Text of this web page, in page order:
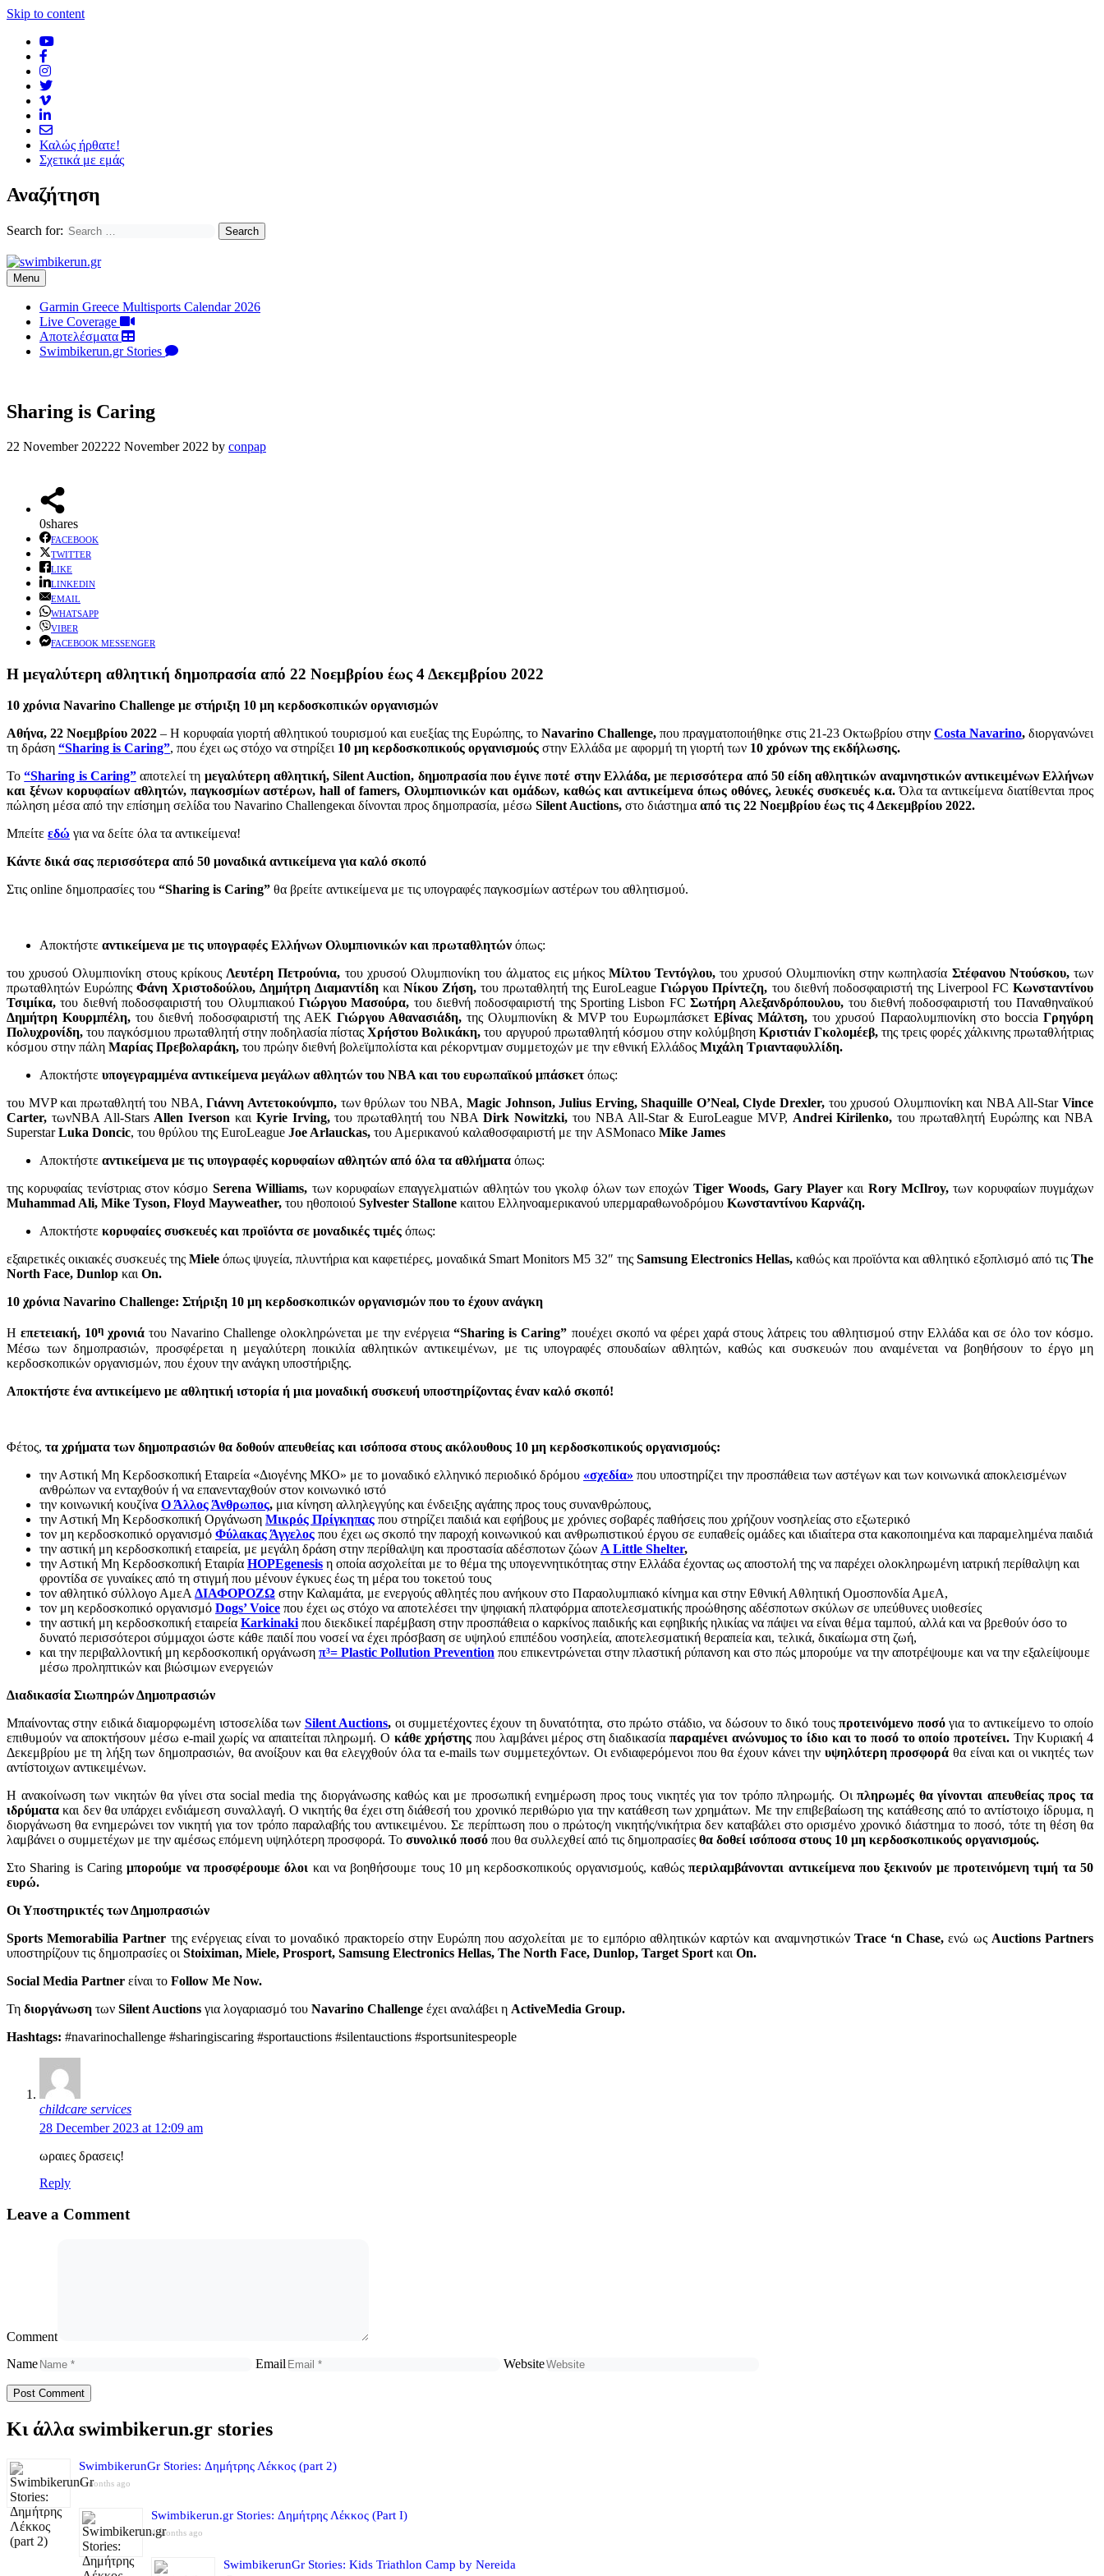
Skip to content
Καλώς ήρθατε!
Σχετικά με εμάς
Αναζήτηση
Search for:
Menu
Garmin Greece Multisports Calendar 2026
Live Coverage
Αποτελέσματα
Swimbikerun.gr Stories
Sharing is Caring
22 November 202222 November 2022 by conpap
0shares
FACEBOOK
TWITTER
LIKE
LINKEDIN
EMAIL
WHATSAPP
VIBER
FACEBOOK MESSENGER
Η μεγαλύτερη αθλητική δημοπρασία από 22 Νοεμβρίου έως 4 Δεκεμβρίου 2022
10 χρόνια Navarino Challenge με στήριξη 10 μη κερδοσκοπικών οργανισμών
Αθήνα, 22 Νοεμβρίου 2022 – Η κορυφαία γιορτή αθλητικού τουρισμού και ευεξίας της Ευρώπης, το Navarino Challenge, που πραγματοποιήθηκε στις 21-23 Οκτωβρίου στην Costa Navarino, διοργανώνει
τη δράση “Sharing is Caring”, που έχει ως στόχο να στηρίξει 10 μη κερδοσκοπικούς οργανισμούς στην Ελλάδα με αφορμή τη γιορτή των 10 χρόνων της εκδήλωσης.
Το“Sharing is Caring”αποτελεί τη μεγαλύτερη αθλητική, Silent Auction, δημοπρασία που έγινε ποτέ στην Ελλάδα, με περισσότερα από 50 είδη αθλητικών αναμνηστικών αντικειμένων Ελλήνων
και ξένων κορυφαίων αθλητών, παγκοσμίων αστέρων, hall of famers, Ολυμπιονικών και ομάδων, καθώς και αντικείμενα όπως οθόνες, λευκές συσκευές κ.α.Όλα τα αντικείμενα διατίθενται προς
πώληση μέσα από την επίσημη σελίδα του Navarino Challengeκαι δίνονται προς δημοπρασία, μέσω Silent Auctions, στο διάστημα από τις 22 Νοεμβρίου έως τις 4 Δεκεμβρίου 2022.
Μπείτε εδώ για να δείτε όλα τα αντικείμενα!
Κάντε δικά σας περισσότερα από 50 μοναδικά αντικείμενα για καλό σκοπό
Στις online δημοπρασίες του “Sharing is Caring” θα βρείτε αντικείμενα με τις υπογραφές παγκοσμίων αστέρων του αθλητισμού.
Αποκτήστε αντικείμενα με τις υπογραφές Ελλήνων Ολυμπιονικών και πρωταθλητών όπως:
του χρυσού Ολυμπιονίκη στους κρίκουςΛευτέρη Πετρούνια, του χρυσού Ολυμπιονίκη του άλματος εις μήκοςΜίλτου Τεντόγλου, του χρυσού Ολυμπιονίκη στην κωπηλασία Στέφανου Ντούσκου,των
πρωταθλητών ΕυρώπηςΦάνη Χριστοδούλου, Δημήτρη Διαμαντίδηκαι Νίκου Ζήση, του πρωταθλητή της EuroLeague Γιώργου Πρίντεζη, του διεθνή ποδοσφαιριστή της Liverpool FCΚωνσταντίνου
Τσιμίκα,του διεθνή ποδοσφαιριστή του ΟλυμπιακούΓιώργου Μασούρα, του διεθνή ποδοσφαιριστή της Sporting Lisbon FCΣωτήρη Αλεξανδρόπουλου, του διεθνή ποδοσφαιριστή του Παναθηναϊκού
Δημήτρη Κουρμπέλη,του διεθνή ποδοσφαιριστή της ΑΕΚ Γιώργου Αθανασιάδη,της Ολυμπιονίκη & MVP του ΕυρωμπάσκετΕβίνας Μάλτση, του χρυσού Παραολυμπιονίκη στο bocciaΓρηγόρη
Πολυχρονίδη, του παγκόσμιου πρωταθλητή στην ποδηλασία πίσταςΧρήστου Βολικάκη, του αργυρού πρωταθλητή κόσμου στην κολύμβησηΚριστιάν Γκολομέεβ, της τρεις φορές χάλκινης πρωταθλήτριας
κόσμου στην πάλη Μαρίας Πρεβολαράκη, του πρώην διεθνή βολεϊμπολίστα και ρέκορντμαν συμμετοχών με την εθνική Ελλάδος Μιχάλη Τριανταφυλλίδη.
Αποκτήστε υπογεγραμμένα αντικείμενα μεγάλων αθλητών του NBA και του ευρωπαϊκού μπάσκετόπως:
του MVP και πρωταθλητή του NBA,Γιάννη Αντετοκούνμπο, των θρύλων του NBA, Magic Johnson, Julius Erving, Shaquille O’Neal, Clyde Drexler,του χρυσού Ολυμπιονίκη και NBA All-StarVince
Carter, τωνNBA All-StarsAllen Iverson καιKyrie Irving,του πρωταθλητή του NBADirk Nowitzki, του NBA All-Star & EuroLeague MVP, Andrei Kirilenko, του πρωταθλητή Ευρώπης και NBA
SuperstarLuka Doncic, του θρύλου της EuroLeague Joe Arlauckas, του Αμερικανού καλαθοσφαιριστή με την ASMonaco Mike James
Αποκτήστε αντικείμενα με τις υπογραφές κορυφαίων αθλητών από όλα τα αθλήματα όπως:
της κορυφαίας τενίστριας στον κόσμο Serena Williams, των κορυφαίων επαγγελματιών αθλητών του γκολφ όλων των εποχών Tiger Woods, Gary Playerκαι Rory McIlroy,των κορυφαίων πυγμάχων
Muhammad Ali, Mike Tyson, Floyd Mayweather, του ηθοποιού Sylvester Stallone καιτου Ελληνοαμερικανού υπερμαραθωνοδρόμου Κωνσταντίνου Καρνάζη.
Αποκτήστε κορυφαίες συσκευές και προϊόντα σε μοναδικές τιμές όπως:
εξαιρετικές οικιακές συσκευές της Mieleόπως ψυγεία, πλυντήρια και καφετιέρες, μοναδικά Smart Monitors M5 32″ τηςSamsung Electronics Hellas, καθώς και προϊόντα και αθλητικό εξοπλισμό από τις The
North Face, Dunlop καιOn.
10 χρόνια Navarino Challenge: Στήριξη 10 μη κερδοσκοπικών οργανισμών που το έχουν ανάγκη
Ηεπετειακή, 10η χρονιάτου Navarino Challenge ολοκληρώνεται με την ενέργεια“Sharing is Caring” πουέχει σκοπό να φέρει χαρά στους λάτρεις του αθλητισμού στην Ελλάδα και σε όλο τον κόσμο.
Μέσω των δημοπρασιών, προσφέρεται η μεγαλύτερη ποικιλία αθλητικών αντικειμένων, με τις υπογραφές σπουδαίων αθλητών, καθώς και συσκευών που αναμένεται να βοηθήσουν το έργο μη
κερδοσκοπικών οργανισμών, που έχουν την ανάγκη υποστήριξης.
Αποκτήστε ένα αντικείμενο με αθλητική ιστορία ή μια μοναδική συσκευή υποστηρίζοντας έναν καλό σκοπό!
Φέτος, τα χρήματα των δημοπρασιών θα δοθούν απευθείας και ισόποσα στους ακόλουθους 10 μη κερδοσκοπικούς οργανισμούς:
την Αστική Μη Κερδοσκοπική Εταιρεία «Διογένης ΜΚΟ» με το μοναδικό ελληνικό περιοδικό δρόμου «σχεδία» που υποστηρίζει την προσπάθεια των αστέγων και των κοινωνικά αποκλεισμένων
ανθρώπων να ενταχθούν ή να επανενταχθούν στον κοινωνικό ιστό
την κοινωνική κουζίνα Ο Άλλος Άνθρωπος, μια κίνηση αλληλεγγύης και ένδειξης αγάπης προς τους συνανθρώπους,
την Αστική Μη Κερδοσκοπική Οργάνωση Μικρός Πρίγκηπας που στηρίζει παιδιά και εφήβους με χρόνιες σοβαρές παθήσεις που χρήζουν νοσηλείας στο εξωτερικό
τον μη κερδοσκοπικό οργανισμό Φύλακας Άγγελος που έχει ως σκοπό την παροχή κοινωνικού και ανθρωπιστικού έργου σε ευπαθείς ομάδες και ιδιαίτερα στα κακοποιημένα και παραμελημένα παιδιά
την αστική μη κερδοσκοπική εταιρεία, με μεγάλη δράση στην περίθαλψη και προστασία αδέσποτων ζώων A Little Shelter,
την Αστική Μη Κερδοσκοπική Εταιρία HOPEgenesis η οποία ασχολείται με το θέμα της υπογεννητικότητας στην Ελλάδα έχοντας ως αποστολή της να παρέχει ολοκληρωμένη ιατρική περίθαλψη και
φροντίδα σε γυναίκες από τη στιγμή που μένουν έγκυες έως τη μέρα του τοκετού τους
τον αθλητικό σύλλογο ΑμεΑ ΔΙΑΦΟΡΟΖΩ στην Καλαμάτα, με ενεργούς αθλητές που ανήκουν στο Παραολυμπιακό κίνημα και στην Εθνική Αθλητική Ομοσπονδία ΑμεΑ,
τον μη κερδοσκοπικό οργανισμό Dogs’ Voice που έχει ως στόχο να αποτελέσει την ψηφιακή πλατφόρμα αποτελεσματικής προώθησης αδέσποτων σκύλων σε υπεύθυνες υιοθεσίες
την αστική μη κερδοσκοπική εταιρεία Karkinaki που διεκδικεί παρέμβαση στην προσπάθεια ο καρκίνος παιδικής και εφηβικής ηλικίας να πάψει να είναι θέμα ταμπού, αλλά και να βρεθούν όσο το
δυνατό περισσότεροι σύμμαχοι ώστε κάθε παιδί που νοσεί να έχει πρόσβαση σε υψηλού επιπέδου νοσηλεία, αποτελεσματική θεραπεία και, τελικά, δικαίωμα στη ζωή,
και την περιβαλλοντική μη κερδοσκοπική οργάνωση π³= Plastic Pollution Prevention που επικεντρώνεται στην πλαστική ρύπανση και στο πώς μπορούμε να την αποτρέψουμε και να την εξαλείψουμε
μέσω προληπτικών και βιώσιμων ενεργειών
Διαδικασία Σιωπηρών Δημοπρασιών
Μπαίνοντας στην ειδικά διαμορφωμένη ιστοσελίδα των Silent Auctions, οι συμμετέχοντες έχουν τη δυνατότητα, στο πρώτο στάδιο, να δώσουν το δικό τουςπροτεινόμενο ποσόγια το αντικείμενο το οποίο
επιθυμούν να αποκτήσουν μέσω e-mail χωρίς να απαιτείται πληρωμή. Ο κάθε χρήστης που λαμβάνει μέρος στη διαδικασίαπαραμένει ανώνυμος το ίδιο και το ποσό το οποίο προτείνει. Την Κυριακή 4
Δεκεμβρίου με τη λήξη των δημοπρασιών, θα ανοίξουν και θα ελεγχθούν όλα τα e-mails των συμμετεχόντων. Οι ενδιαφερόμενοι που θα έχουν κάνει την υψηλότερη προσφορά θα είναι και οι νικητές των
αντίστοιχων αντικειμένων.
Η ανακοίνωση των νικητών θα γίνει στα social media της διοργάνωσης καθώς και με προσωπική ενημέρωση προς τους νικητές για τον τρόπο πληρωμής. Οιπληρωμές θα γίνονται απευθείας προς τα
ιδρύματα και δεν θα υπάρχει ενδιάμεση συναλλαγή. Ο νικητής θα έχει στη διάθεσή του χρονικό περιθώριο για την κατάθεση των χρημάτων. Με την επιβεβαίωση της κατάθεσης από το αντίστοιχο ίδρυμα, η
διοργάνωση θα ενημερώνει τον νικητή για τον τρόπο παραλαβής του αντικειμένου. Σε περίπτωση που ο πρώτος/η νικητής/νικήτρια δεν καταβάλει στο ορισμένο χρονικό διάστημα το ποσό, τότε τη θέση θα
λαμβάνει ο συμμετέχων με την αμέσως επόμενη υψηλότερη προσφορά. Το συνολικό ποσό που θα συλλεχθεί από τις δημοπρασίες θα δοθεί ισόποσα στους 10 μη κερδοσκοπικούς οργανισμούς.
Στο Sharing is Caringμπορούμε να προσφέρουμε όλοι και να βοηθήσουμε τους 10 μη κερδοσκοπικούς οργανισμούς, καθώςπεριλαμβάνονται αντικείμενα που ξεκινούν με προτεινόμενη τιμή τα 50
ευρώ.
Οι Υποστηρικτές των Δημοπρασιών
Sports Memorabilia Partner της ενέργειας είναι το μοναδικό πρακτορείο στην Ευρώπη που ασχολείται με το εμπόριο αθλητικών καρτών και αναμνηστικών Trace ‘n Chase, ενώ ως Auctions Partners
υποστηρίζουν τις δημοπρασίες οι Stoiximan, Miele, Prosport, Samsung Electronics Hellas, The North Face, Dunlop, Target Sport και On.
Social Media Partner είναι το Follow Me Now.
Τη διοργάνωση των Silent Auctions για λογαριασμό του Navarino Challenge έχει αναλάβει η ActiveMedia Group.
Hashtags: #navarinochallenge #sharingiscaring #sportauctions #silentauctions #sportsunitespeople
childcare services
28 December 2023 at 12:09 am
ωραιες δρασεις!
Reply
Leave a Comment
Comment
Name
Email Website
Κι άλλα swimbikerun.gr stories
SwimbikerunGr Stories: Δημήτρης Λέκκος (part 2)
4 months ago
Swimbikerun.gr Stories: Δημήτρης Λέκκος (Part I)
4 months ago
SwimbikerunGr Stories: Kids Triathlon Camp by Nereida